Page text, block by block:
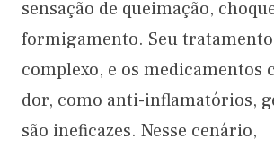
sensação de queimação,
formigamento. Seu
complexo, e os medicamentos
dor, como anti-inflamatórios,
são ineficazes. Nesse cenário,